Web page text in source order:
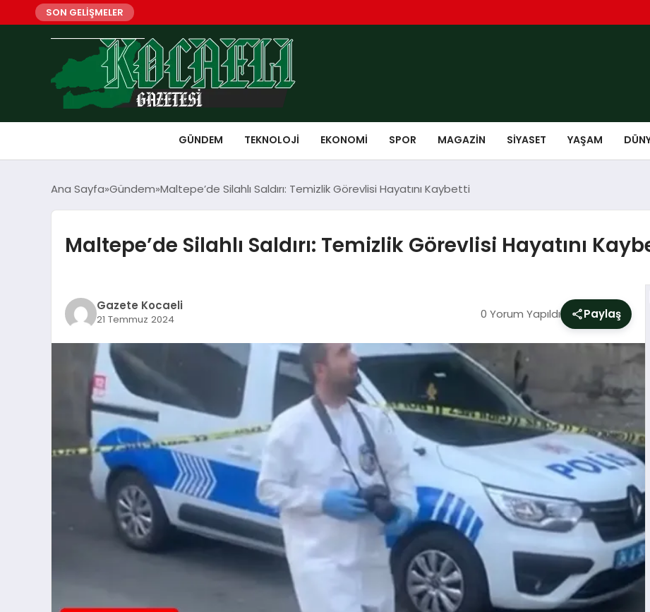
SON GELİŞMELER
GÜNDEM TEKNOLOJI EKONOMI SPOR MAGAZIN SIYASET YAŞAM
Ana Sayfa Gündem Maltepe’de Silahlı Saldırı: Temizlik Görevlisi Hayatını Kaybetti
Maltepe’de Silahlı Saldırı: Temizlik Görevlisi Hayatını
Gazete Kocaeli
21 Temmuz 2024 0 Yorum Yapıldı Paylaş